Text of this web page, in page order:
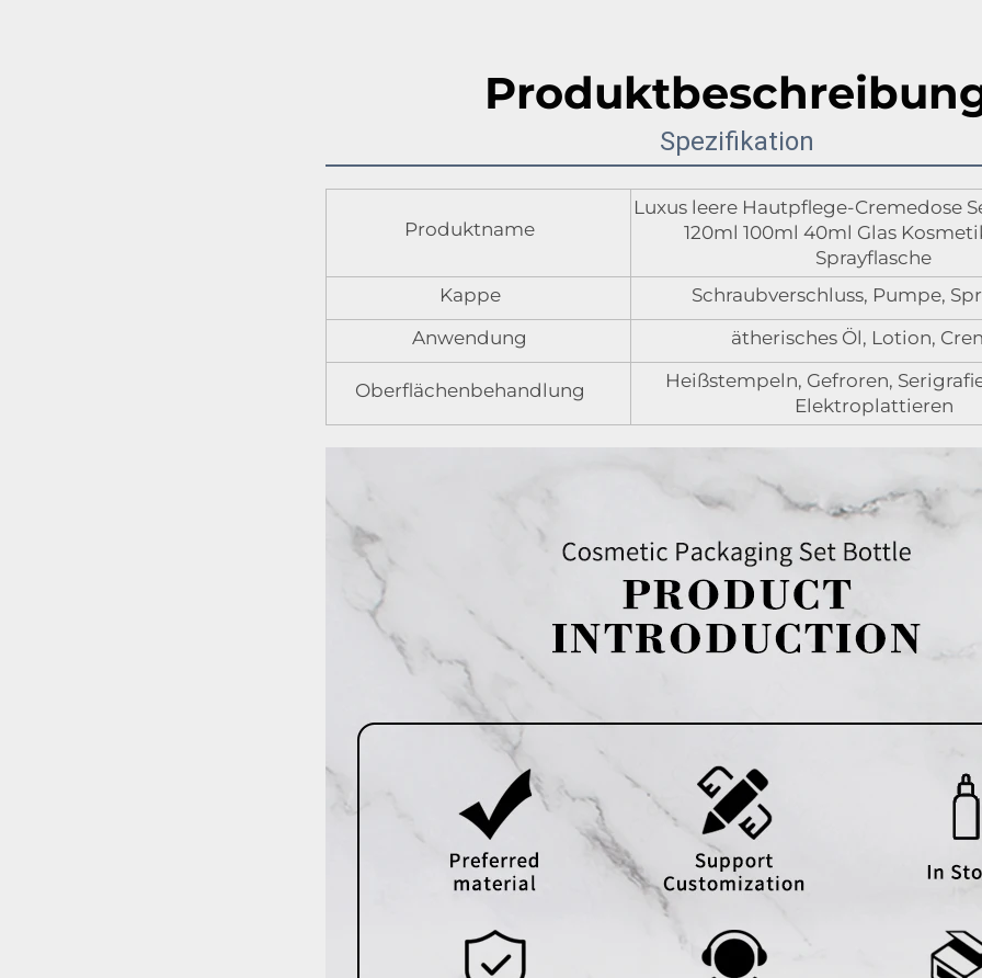
Spezifikation
Produktname
Luxus leere Hautpflege-Cremedose
120ml 100ml 40ml Glas
Sprayflasche
Kappe
Schraubverschluss, Pumpe,
Anwendung
ätherisches Öl, Lotion,
Oberflächenbehandlung
Heißstempeln, Gefroren,
Elektroplattieren